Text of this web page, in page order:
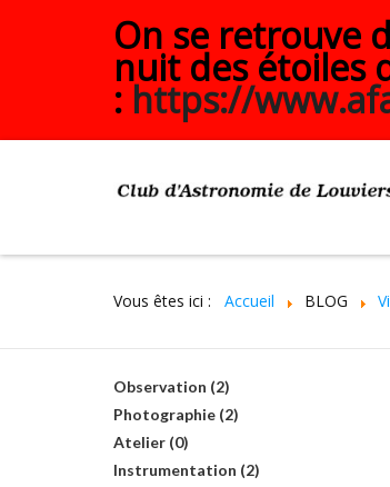
On se retrouve
nuit des étoiles
: https://
Vous êtes ici : Accueil BLOG
Observation (2)
Photographie (2)
Atelier (0)
Instrumentation (2)